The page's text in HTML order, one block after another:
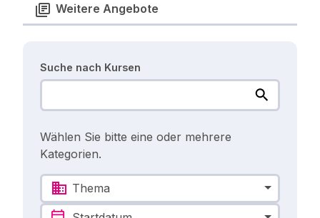
Weitere Angebote
Suche nach Kursen
Wählen Sie bitte eine oder mehrere
Kategorien.
Thema